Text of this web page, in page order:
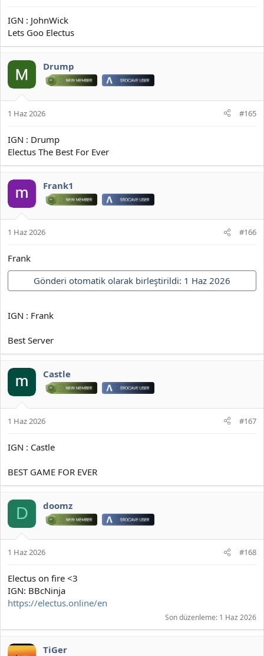
IGN : JohnWick
Lets Goo Electus
Drump
1 Haz 2026 #165
IGN : Drump
Electus The Best For Ever
Frank1
1 Haz 2026 #166
Frank
Gönderi otomatik olarak birleştirildi: 1 Haz 2026
IGN : Frank
Best Server
Castle
1 Haz 2026 #167
IGN : Castle
BEST GAME FOR EVER
D doomz
1 Haz 2026 #168
Electus on fire <3
IGN: BBcNinja
https://electus.online/en
Son düzenleme: 1 Haz 2026
TiGer